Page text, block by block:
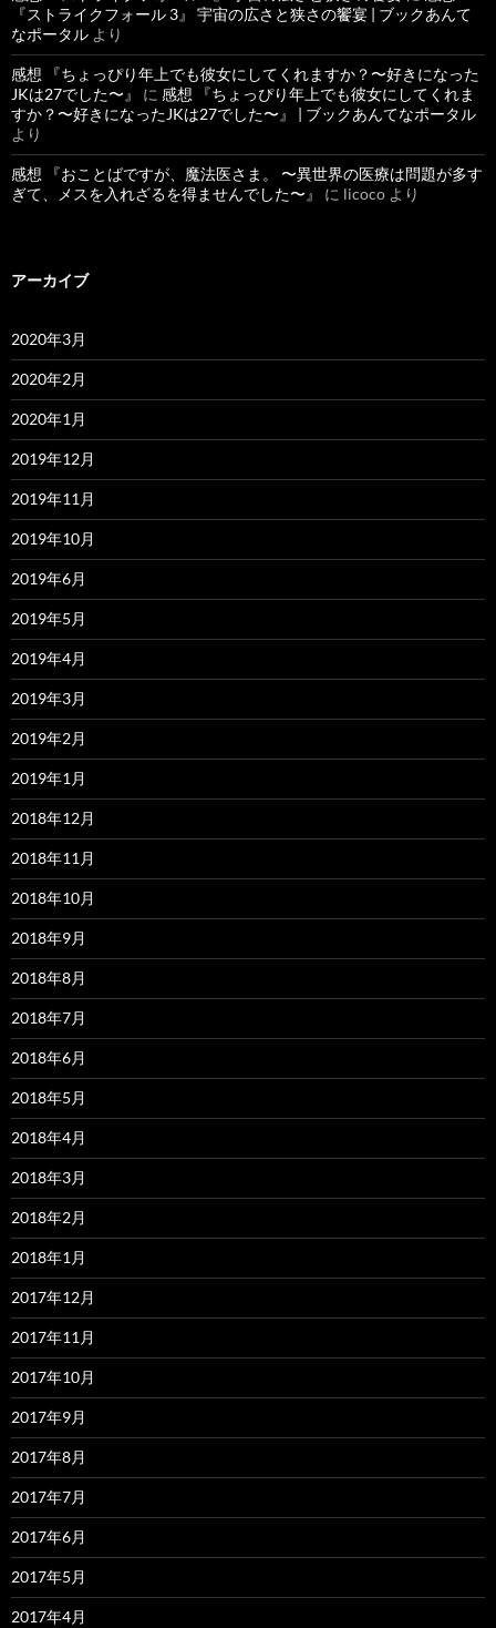
『ストライクフォール 3』 宇宙の広さと狭さの饗宴 | ブックあんて
なポータル より
感想 『ちょっぴり年上でも彼女にしてくれますか？〜好きになった
JKは27でした〜』
に 感想 『ちょっぴり年上でも彼女にしてくれま
すか？〜好きになったJKは27でした〜』 | ブックあんてなポータル
より
感想 『おことばですが、魔法医さま。 〜異世界の医療は問題が多す
ぎて、メスを入れざるを得ませんでした〜』
に licoco より
アーカイブ
2020年3月
2020年2月
2020年1月
2019年12月
2019年11月
2019年10月
2019年6月
2019年5月
2019年4月
2019年3月
2019年2月
2019年1月
2018年12月
2018年11月
2018年10月
2018年9月
2018年8月
2018年7月
2018年6月
2018年5月
2018年4月
2018年3月
2018年2月
2018年1月
2017年12月
2017年11月
2017年10月
2017年9月
2017年8月
2017年7月
2017年6月
2017年5月
2017年4月